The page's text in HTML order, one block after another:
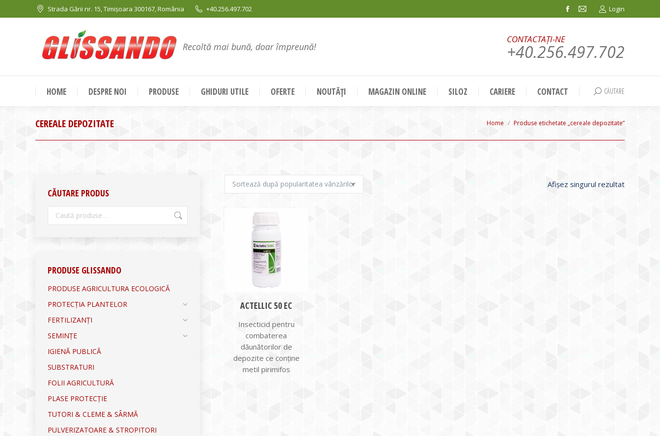
Strada Gării nr. 15, Timișoara 300167, România +40.256.497.702
Facebook
in
window
Mail
in
window
Login
Recoltă mai bună, doar împreună!
CONTACTAȚI-NE
+40.256.497.702
HOME DESPRE NOI PRODUSE GHIDURI UTILE OFERTE NOUTĂȚI MAGAZIN ONLINE SILOZ CARIERE CONTACT Search:
CĂUTARE
CEREALE DEPOZITATE You are here:
Home Produse etichetate „cereale depozitate”
Afișez singurul rezultat
ACTELLIC 50 EC
Insecticid pentru
combaterea
dăunătorilor de
depozite ce conține
metil pirimifos
CĂUTARE PRODUS
PRODUSE GLISSANDO
PRODUSE AGRICULTURA ECOLOGICĂ
PROTECȚIA PLANTELOR
FERTILIZANȚI
SEMINȚE
IGIENĂ PUBLICĂ
SUBSTRATURI
FOLII AGRICULTURĂ
PLASE PROTECȚIE
TUTORI & CLEME & SÂRMĂ
PULVERIZATOARE & STROPITORI